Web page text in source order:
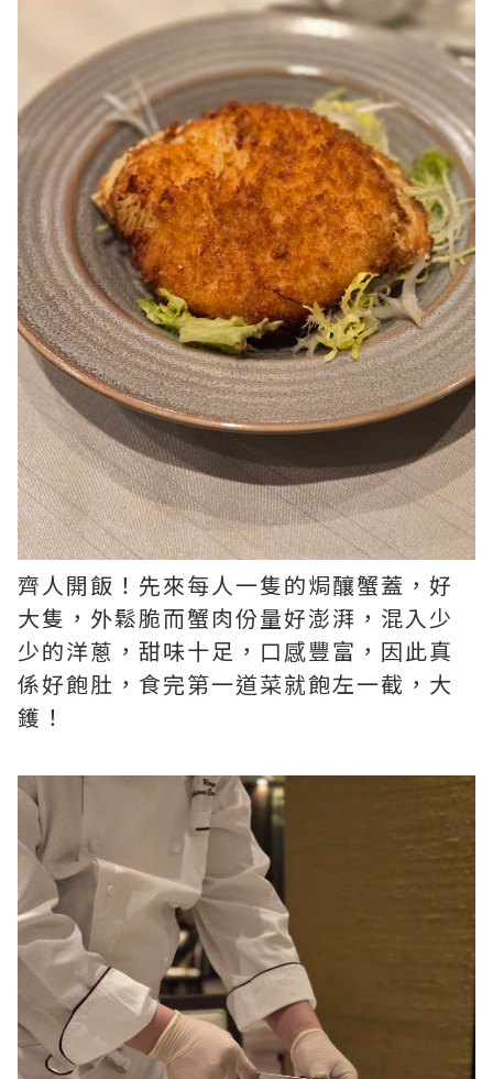
齊人開飯！先來每人一隻的焗釀蟹蓋，好
大隻，外鬆脆而蟹肉份量好澎湃，混入少
少的洋蔥，甜味十足，口感豐富，因此真
係好飽肚，食完第一道菜就飽左一截，大
鑊！